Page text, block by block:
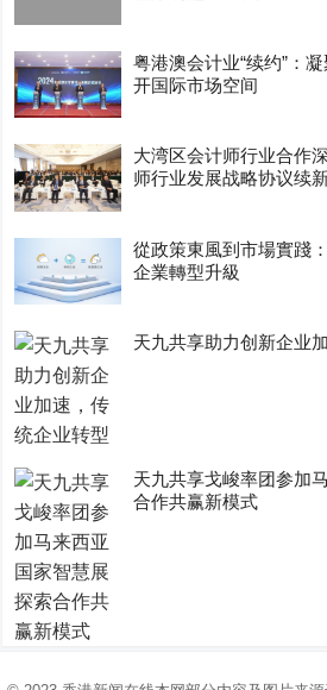
粤港澳会计业“续约”：
开国际市场空间
大湾区会计师行业合作
师行业发展战略协议续
從政策東風到市場實踐
企業轉型升級
天九共享助力创新企业
天九共享戈峻率团参加
合作共赢新模式